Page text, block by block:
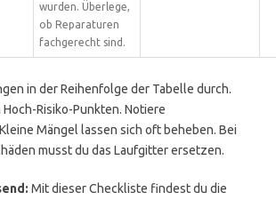
wurden. Überlege,
ob Reparaturen
fachgerecht sind.
in der Reihenfolge der Tabelle durch.
Risiko-Punkten. Notiere
Mängel lassen sich oft beheben. Bei
musst du das Laufgitter ersetzen.
Mit dieser Checkliste findest du die